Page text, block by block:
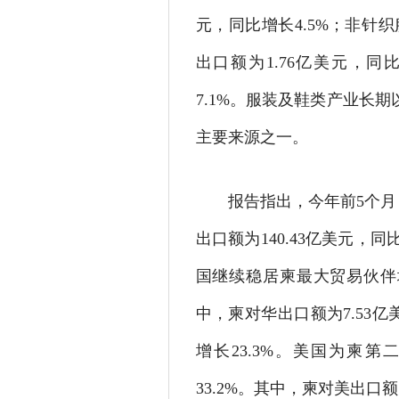
元，同比增长4.5%；非针
出口额为1.76亿美元，同
7.1%。服装及鞋类产业长
主要来源之一。
报告指出，今年前5个
出口额为140.43亿美元，同
国继续稳居柬最大贸易伙
中，柬对华出口额为7.53亿
增长23.3%。美国为柬第
33.2%。其中，柬对美出口